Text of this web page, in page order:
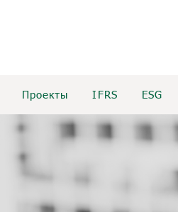
Проекты IFRS ESG